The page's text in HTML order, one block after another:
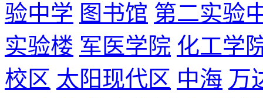
验中学 图书馆 第二实验
实验楼 军医学院 化工学
校区 太阳现代区 中海 万